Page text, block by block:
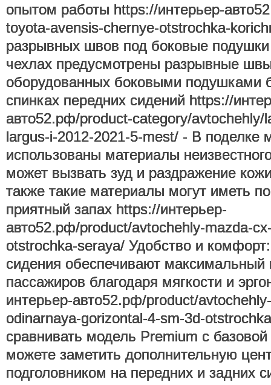
опытом работы https://интерьер-
toyota-avensis-chernye-otstrochka-
разрывных швов под боковые подушки
чехлах предусмотрены разрывные
оборудованных боковыми подушками
спинках передних сидений https://
авто52.рф/product-category/avtochehly/
largus-i-2012-2021-5-mest/ - В поделке
использованы материалы
может вызвать зуд и раздражение
также такие материалы могут иметь
приятный запах https://интерьер-
авто52.рф/product/avtochehly-mazda-
otstrochka-seraya/ Удобство и
сидения обеспечивают максимальный
пассажиров благодаря мягкости и
интерьер-авто52.рф/product/
odinarnaya-gorizontal-4-sm-3d-
сравнивать модель Premium с
можете заметить дополнительную
подголовником на передних и задних